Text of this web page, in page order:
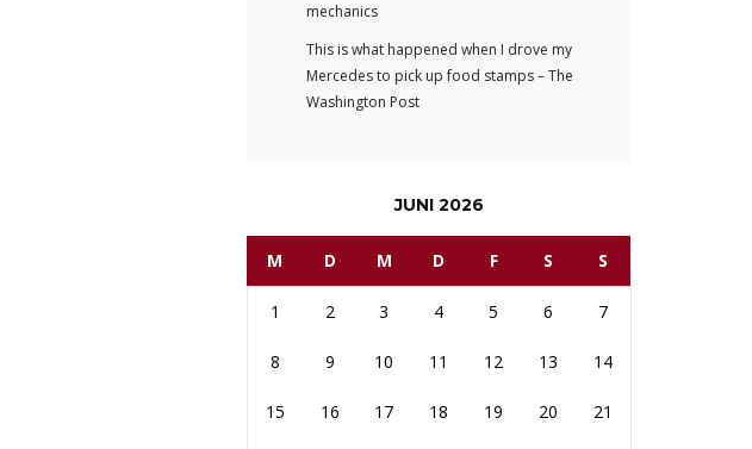
mechanics
This is what happened when I drove my
Mercedes to pick up food stamps – The
Washington Post
JUNI 2026
M D M D F S S
1 2 3 4 5 6 7
8 9 10 11 12 13 14
15 16 17 18 19 20 21